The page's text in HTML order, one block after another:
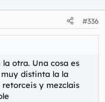
#336
otra. Una cosa es
distinta la la
y mezclais